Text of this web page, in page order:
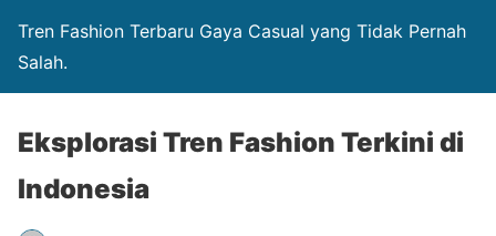
Tren Fashion Terbaru Gaya Casual yang Tidak Pernah
Salah.
Eksplorasi Tren Fashion Terkini di
Indonesia